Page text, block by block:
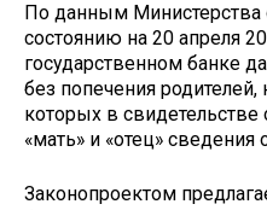
По данным Министерства
состоянию на 20 апреля
государственном банке
без попечения родителей,
которых в
«мать» и «отец» сведения
Законопроектом